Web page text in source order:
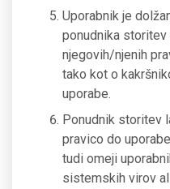
Uporabnik je
ponudnika
njegovih/njenih
tako kot o
uporabe.
Ponudnik storitev
pravico do
tudi omeji
sistemskih virov